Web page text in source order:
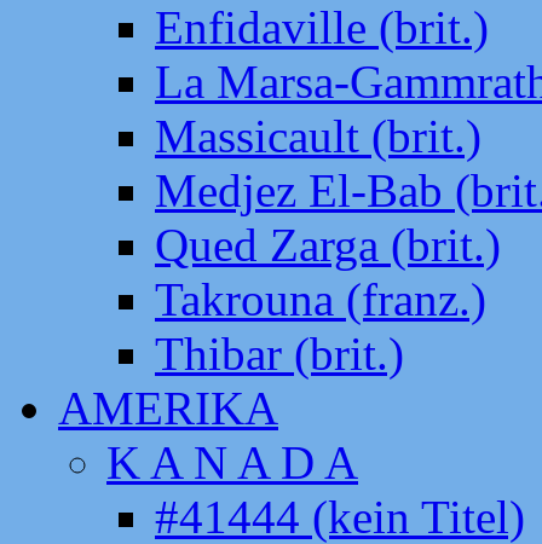
Enfidaville (brit.)
La Marsa-
Massicault (brit.)
Medjez El-Bab
Qued Zarga (brit.)
Takrouna (franz.)
Thibar (brit.)
AMERIKA
K A N A D A
#41444 (kein Titel)